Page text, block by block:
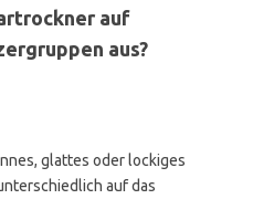
auf
aus?
glattes oder lockiges
auf das